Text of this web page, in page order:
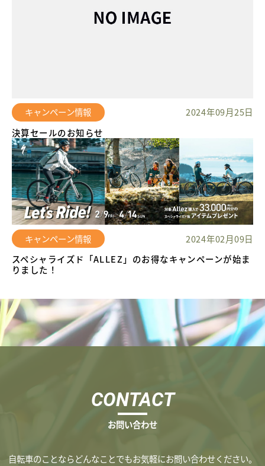
キャンペーン情報
2024年09月25日
決算セールのお知らせ
キャンペーン情報
2024年02月09日
スペシャライズド「ALLEZ」のお得なキャンペーンが始ま
りました！
CONTACT
お問い合わせ
​自転車のことならどんなことでもお気軽にお問い合わせください。